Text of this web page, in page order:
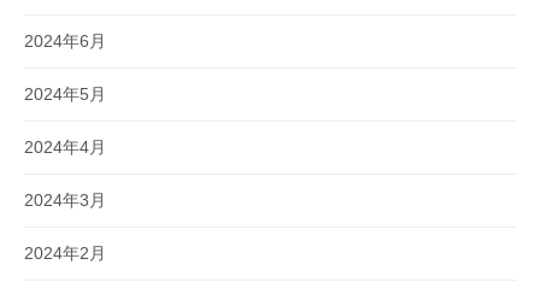
2024年6月
2024年5月
2024年4月
2024年3月
2024年2月